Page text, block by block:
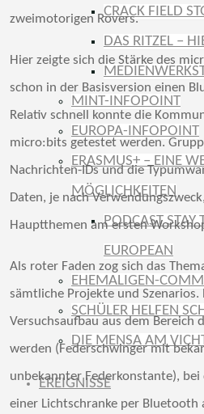
CRACK FIELD
DAS RITZEL –
MINT-INFOPOINT
EUROPA-INFOPOINT
ERASMUS+ – EINE
MÖGLICHKEITEN
PODCAST STAY
EUROPEAN
EHEMALIGEN-
SCHÜLER HELFEN
DIE MENSA AM
EREIGNISSE
zweimotorigen Rovers.
Hier zeigte sich die Stärke des
schon in der Basisversion einen
Relativ schnell konnte die
micro:bits getestet werden.
Nachrichten-IDs und die
Daten, je nach
Hauptthemen am ersten
Als roter Faden zog sich das
sämtliche Projekte und Szenarios.
Versuchsaufbau aus dem Bereich
werden (Federschwinger mit
unbekannter Federkonstante),
einer Lichtschranke per Bluetooth